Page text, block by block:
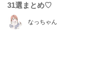
なっちゃん
31選まとめ♡